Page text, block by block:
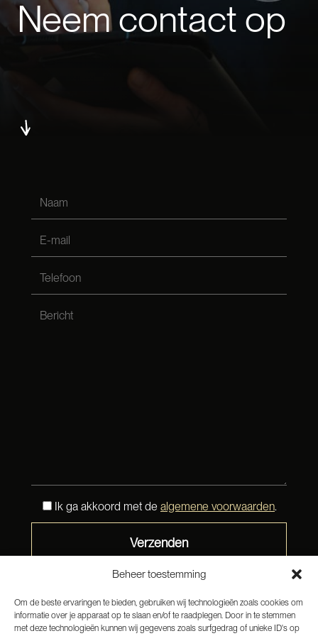
Beheer toestemming
Om de beste ervaringen te bieden, gebruiken wij technologieën zoals cookies om
informatie over je apparaat op te slaan en/of te raadplegen. Door in te stemmen
met deze technologieën kunnen wij gegevens zoals surfgedrag of unieke ID's op
Neem contact op
Ik ga akkoord met de algemene voorwaarden.